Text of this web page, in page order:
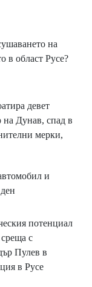
на
в област Русе?
девет
на Дунав, спад в
мерки,
и
потенциал
с
Пулев в
в Русе